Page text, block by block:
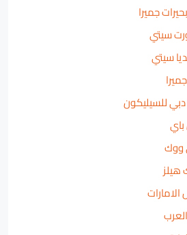
جميرا
سيتي
سيتي
دبي للسيليكون
ووك
هيلز